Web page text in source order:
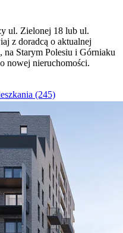
ul. Zielonej 18 lub ul.
z doradcą o aktualnej
na Starym Polesiu i Górniaku
nowej nieruchomości.
(245)